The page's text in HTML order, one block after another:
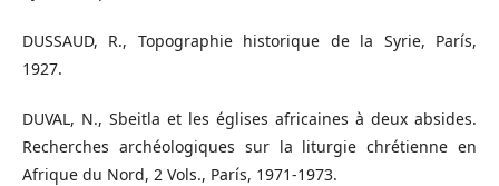
DUSSAUD, R., Topographie historique de la Syrie, París,
1927.
DUVAL, N., Sbeitla et les églises africaines à deux absides.
Recherches archéologiques sur la liturgie chrétienne en
Afrique du Nord, 2 Vols., París, 1971-1973.